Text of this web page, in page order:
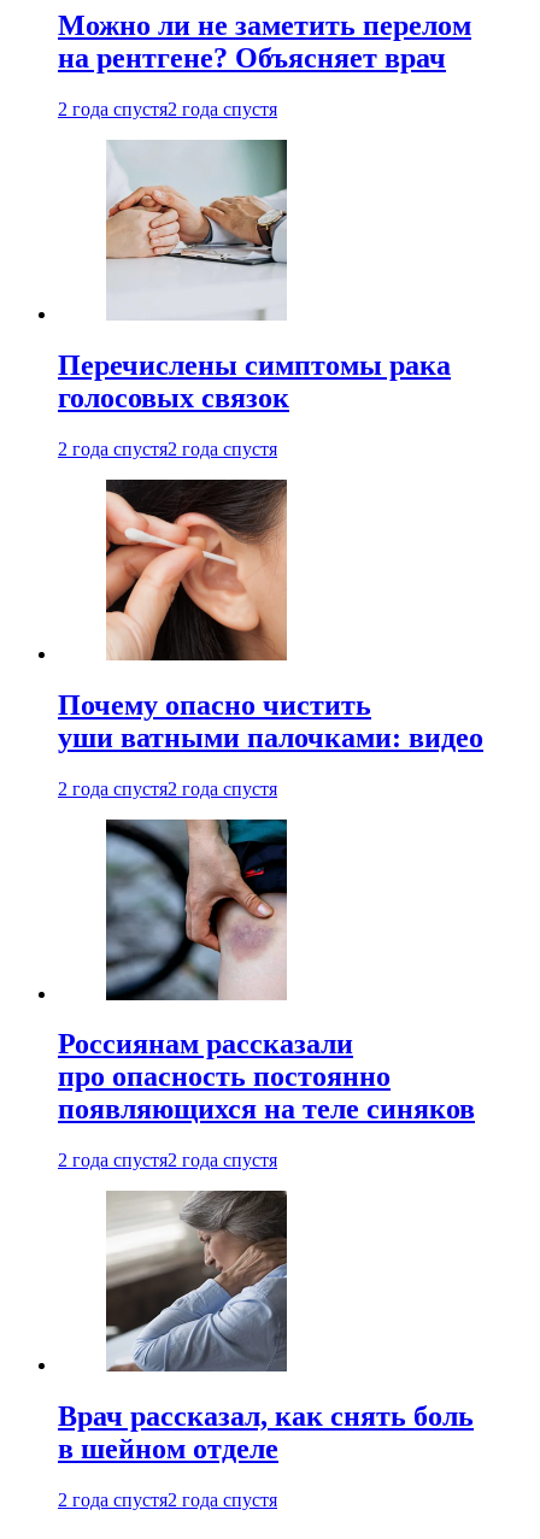
Можно ли не заметить перелом
на рентгене? Объясняет врач
2 года спустя2 года спустя
Перечислены симптомы рака
голосовых связок
2 года спустя2 года спустя
Почему опасно чистить
уши ватными палочками: видео
2 года спустя2 года спустя
Россиянам рассказали
про опасность постоянно
появляющихся на теле синяков
2 года спустя2 года спустя
Врач рассказал, как снять боль
в шейном отделе
2 года спустя2 года спустя